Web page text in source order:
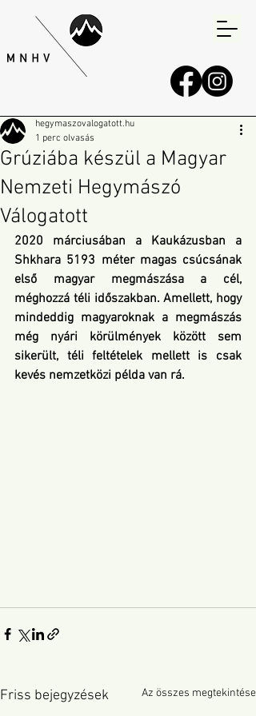
Grúziába készül a Magyar
Nemzeti Hegymászó
Válogatott
hegymaszovalogatott.hu
1 perc olvasás
2020 márciusában a Kaukázusban a
Shkhara 5193 méter magas csúcsának
első magyar megmászása a cél,
méghozzá téli időszakban. Amellett, hogy
mindeddig magyaroknak a megmászás
még nyári körülmények között sem
sikerült, téli feltételek mellett is csak
kevés nemzetközi példa van rá.
Friss bejegyzések Az összes megtekintése